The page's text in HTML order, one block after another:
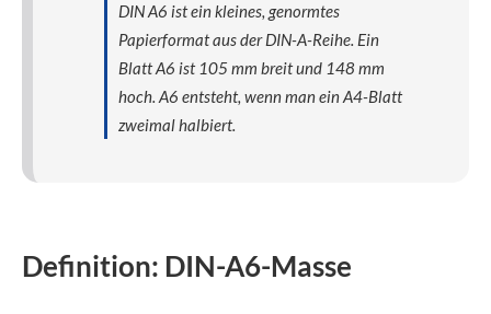
DIN A6 ist ein kleines, genormtes
Papierformat aus der DIN-A-Reihe. Ein
Blatt A6 ist 105 mm breit und 148 mm
hoch. A6 entsteht, wenn man ein A4-Blatt
zweimal halbiert.
Definition: DIN-A6-Masse